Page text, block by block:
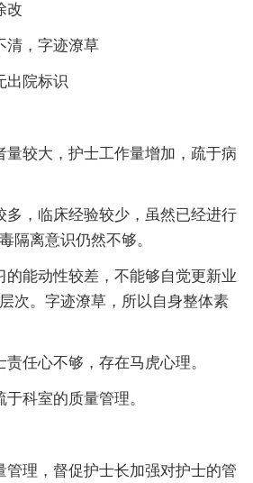
改
清，字迹潦草
出院标识
量较大，护士工作量增加，疏于病
多，临床经验较少，虽然已经进行
隔离意识仍然不够。
的能动性较差，不能够自觉更新业
次。字迹潦草，所以自身整体素
任心不够，存在马虎心理。
科室的质量管理。
管理，督促护士长加强对护士的管